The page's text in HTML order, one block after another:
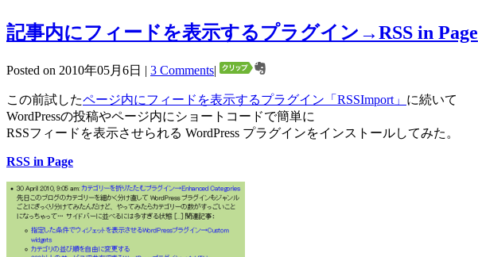
記事内にフィードを表示するプラグイン→RSS in Page
Posted on 2010年05月6日 | 3 Comments|
この前試したページ内にフィードを表示するプラグイン「RSSImport」 に続いて
WordPressの投稿やページ内にショートコードで簡単に
RSSフィードを表示させられる WordPress プラグインをインストールしてみた。
RSS in Page